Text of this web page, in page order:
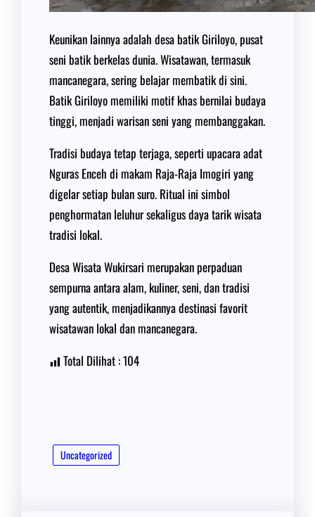
Keunikan lainnya adalah desa batik Giriloyo, pusat
seni batik berkelas dunia. Wisatawan, termasuk
mancanegara, sering belajar membatik di sini.
Batik Giriloyo memiliki motif khas bernilai budaya
tinggi, menjadi warisan seni yang membanggakan.
Tradisi budaya tetap terjaga, seperti upacara adat
Nguras Enceh di makam Raja-Raja Imogiri yang
digelar setiap bulan suro. Ritual ini simbol
penghormatan leluhur sekaligus daya tarik wisata
tradisi lokal.
Desa Wisata Wukirsari merupakan perpaduan
sempurna antara alam, kuliner, seni, dan tradisi
yang autentik, menjadikannya destinasi favorit
wisatawan lokal dan mancanegara.
Total Dilihat :104
Uncategorized